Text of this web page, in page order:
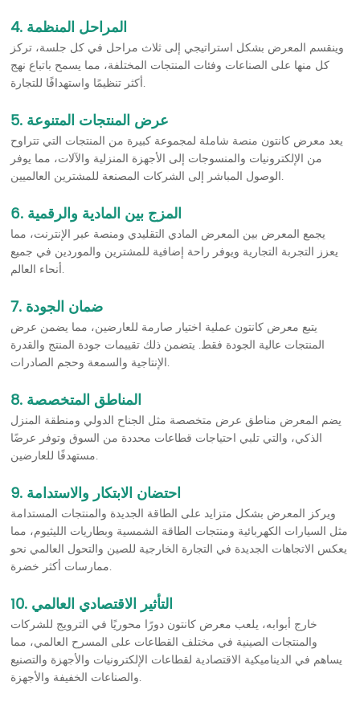
4. المراحل المنظمة
وينقسم المعرض بشكل استراتيجي إلى ثلاث مراحل في كل جلسة، تركز
كل منها على الصناعات وفئات المنتجات المختلفة، مما يسمح باتباع نهج
أكثر تنظيمًا واستهدافًا للتجارة.
5. عرض المنتجات المتنوعة
يعد معرض كانتون منصة شاملة لمجموعة كبيرة من المنتجات التي تتراوح
من الإلكترونيات والمنسوجات إلى الأجهزة المنزلية والآلات، مما يوفر
الوصول المباشر إلى الشركات المصنعة للمشترين العالميين.
6. المزج بين المادية والرقمية
يجمع المعرض بين المعرض المادي التقليدي ومنصة عبر الإنترنت، مما
يعزز التجربة التجارية ويوفر راحة إضافية للمشترين والموردين في جميع
أنحاء العالم.
7. ضمان الجودة
يتبع معرض كانتون عملية اختيار صارمة للعارضين، مما يضمن عرض
المنتجات عالية الجودة فقط. يتضمن ذلك تقييمات جودة المنتج والقدرة
الإنتاجية والسمعة وحجم الصادرات.
8. المناطق المتخصصة
يضم المعرض مناطق عرض متخصصة مثل الجناح الدولي ومنطقة المنزل
الذكي، والتي تلبي احتياجات قطاعات محددة من السوق وتوفر عرضًا
مستهدفًا للعارضين.
9. احتضان الابتكار والاستدامة
ويركز المعرض بشكل متزايد على الطاقة الجديدة والمنتجات المستدامة
مثل السيارات الكهربائية ومنتجات الطاقة الشمسية وبطاريات الليثيوم، مما
يعكس الاتجاهات الجديدة في التجارة الخارجية للصين والتحول العالمي نحو
ممارسات أكثر خضرة.
10. التأثير الاقتصادي العالمي
خارج أبوابه، يلعب معرض كانتون دورًا محوريًا في الترويج للشركات
والمنتجات الصينية في مختلف القطاعات على المسرح العالمي، مما
يساهم في الديناميكية الاقتصادية لقطاعات الإلكترونيات والأجهزة والتصنيع
والصناعات الخفيفة والأجهزة.